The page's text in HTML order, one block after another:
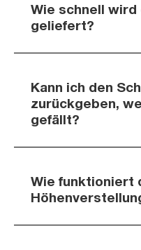
Wie schnell
geliefert?
Kann ich den
zurückgeben,
gefällt?
Wie funktioniert